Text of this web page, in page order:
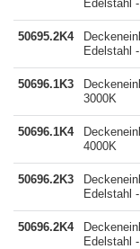
Edelstahl
50695.2K4
Edelstahl
50696.1K3
3000K
50696.1K4
4000K
50696.2K3
Edelstahl
50696.2K4
Edelstahl